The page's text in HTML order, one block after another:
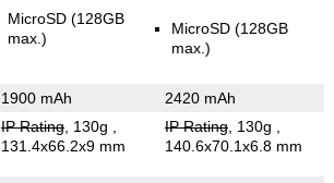
MicroSD (128GB
max.)
MicroSD (128GB
max.)
1900 mAh 2420 mAh
IP Rating, 130g
131.4x66.2x9 mm
IP Rating, 130g
140.6x70.1x6.8 mm